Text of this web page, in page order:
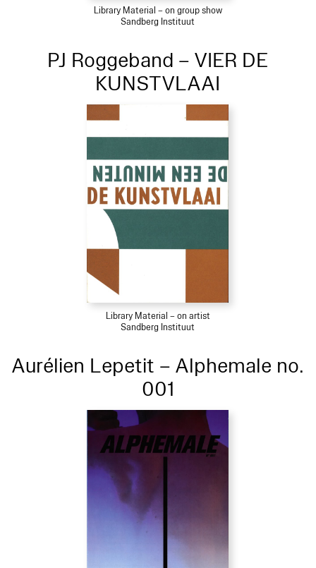
Library Material – on group show
Sandberg Instituut
PJ Roggeband – VIER DE
KUNSTVLAAI
Library Material – on artist
Sandberg Instituut
Aurélien Lepetit – Alphemale no.
001